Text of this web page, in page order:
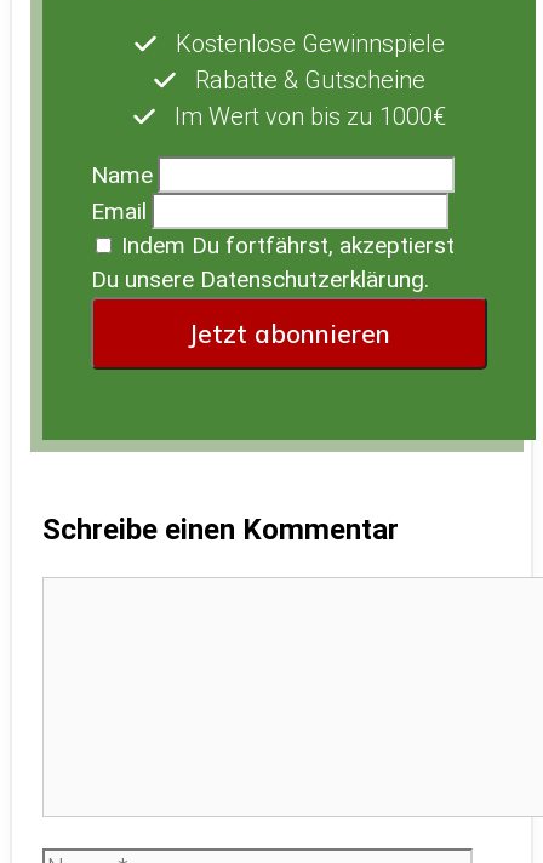
Kostenlose Gewinnspiele
Rabatte & Gutscheine
Im Wert von bis zu 1000€
Name
Email
Indem Du fortfährst, akzeptierst
Du unsere Datenschutzerklärung.
Schreibe einen Kommentar